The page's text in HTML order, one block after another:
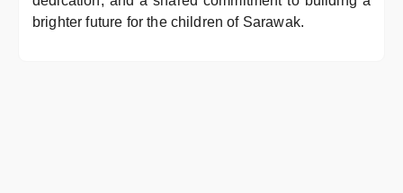
brighter future for the children of Sarawak.